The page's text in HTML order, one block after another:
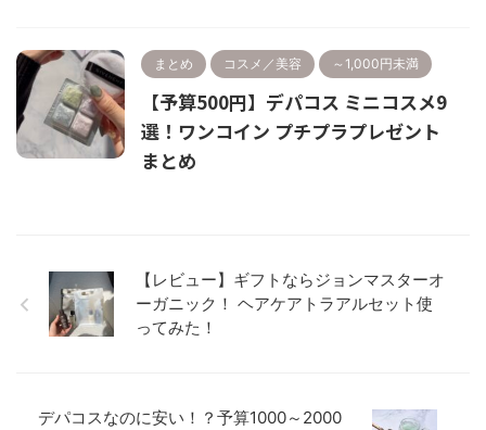
まとめ コスメ／美容 ～1,000円未満
【予算500円】デパコス ミニコスメ9
選！ワンコイン プチプラプレゼント
まとめ
【レビュー】ギフトならジョンマスターオ
ーガニック！ ヘアケアトラアルセット使
ってみた！
デパコスなのに安い！？予算1000～2000